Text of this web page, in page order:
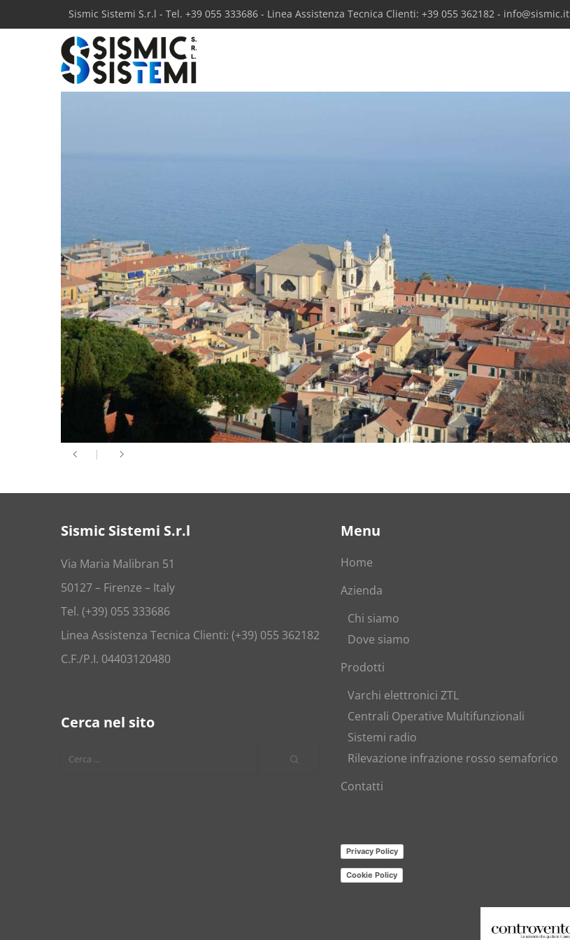
Sismic Sistemi S.r.l - Tel. +39 055 333686 - Linea Assistenza Tecnica Clienti: +39 055 362182 - info@sismic.it
Sismic Sistemi S.r.l
Via Maria Malibran 51
50127 – Firenze – Italy
Tel. (+39) 055 333686
Linea Assistenza Tecnica Clienti: (+39) 055 362182
C.F./P.I. 04403120480
Cerca nel sito
Menu
Home
Azienda
Chi siamo
Dove siamo
Prodotti
Varchi elettronici ZTL
Centrali Operative Multifunzionali
Sistemi radio
Rilevazione infrazione rosso semaforico
Contatti
Privacy Policy
Cookie Policy